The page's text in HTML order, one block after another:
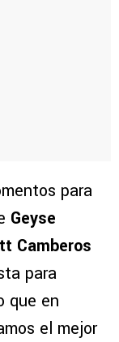
para
Geyse
Camberos
para
que en
el mejor